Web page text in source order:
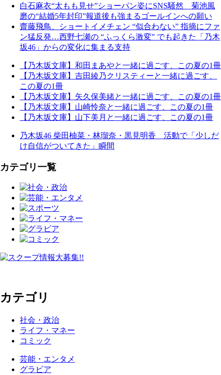
白石麻衣“太もも見せ”ショーパン姿にSNS騒然 菊池風
磨の“結婚5年封印”報道後も強まるゴールインへの願い
齋藤飛鳥、ショートイメチェン “似合わない” 指摘にファ
ン猛反発…西野七瀬の “ふっくら激変” でも起きた「乃木
坂46」からの変化に集まる支持
【乃木坂文庫】和田まあやと一緒に過ごす、この夏の1冊
【乃木坂文庫】吉田綾乃クリスティーと一緒に過ごす、
この夏の1冊
【乃木坂文庫】矢久保美緒と一緒に過ごす、この夏の1冊
【乃木坂文庫】山崎怜奈と一緒に過ごす、この夏の1冊
【乃木坂文庫】山下美月と一緒に過ごす、この夏の1冊
乃木坂46 柴田柚菜・林瑠奈・黒見明香 活動で「少しだ
け自信がついてきた」瞬間
カテゴリ一覧
カテゴリ
社会・政治
ライフ・マネー
コミック
芸能・エンタメ
グラビア